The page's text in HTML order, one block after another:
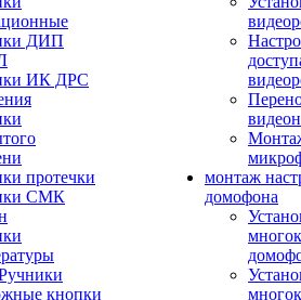
ДИП
ИК ДРС
протечки
СМК
кнопки
монтаж
домофона